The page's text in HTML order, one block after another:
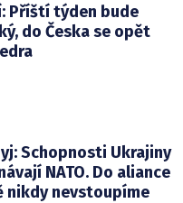
Příští týden bude
do Česka se opět
Schopnosti Ukrajiny
NATO. Do aliance
nikdy nevstoupíme